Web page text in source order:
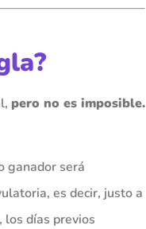
pero no es imposible.
ganador será
es decir, justo a
los días previos